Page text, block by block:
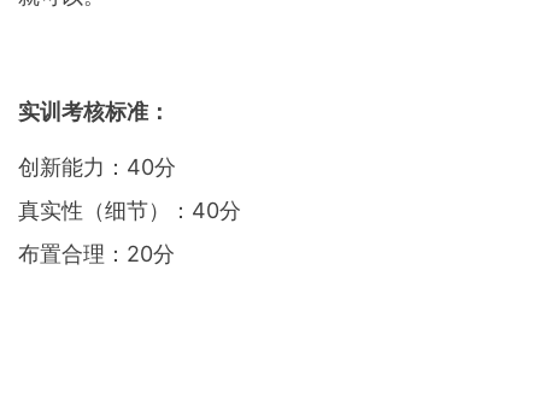
实训考核标准：
创新能力：40分
真实性（细节）：40分
布置合理：20分